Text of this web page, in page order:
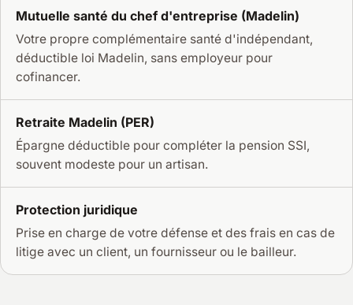
Mutuelle santé du chef d'entreprise (Madelin)
Votre propre complémentaire santé d'indépendant,
déductible loi Madelin, sans employeur pour
cofinancer.
Retraite Madelin (PER)
Épargne déductible pour compléter la pension SSI,
souvent modeste pour un artisan.
Protection juridique
Prise en charge de votre défense et des frais en cas de
litige avec un client, un fournisseur ou le bailleur.